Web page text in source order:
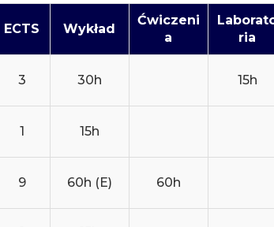
ECTS Wykład
Ćwiczeni
a
ria
3 30h 15h
1 15h
9 60h (E) 60h